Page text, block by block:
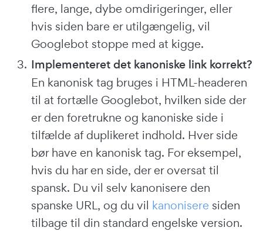
flere, lange, dybe omdirigeringer, eller
hvis siden bare er utilgængelig, vil
Googlebot stoppe med at kigge.
Implementeret det kanoniske link korrekt?
En kanonisk tag bruges i HTML-headeren
til at fortælle Googlebot, hvilken side der
er den foretrukne og kanoniske side i
tilfælde af duplikeret indhold. Hver side
bør have en kanonisk tag. For eksempel,
hvis du har en side, der er oversat til
spansk. Du vil selv kanonisere den
spanske URL, og du vil kanonisere siden
tilbage til din standard engelske version.